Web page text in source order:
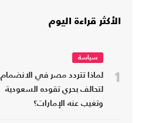
الأكثر قراءة اليوم
1
سياسة
لماذا تتردد مصر في الانضمام
لتحالف بحري تقوده السعودية
وتغيب عنه الإمارات؟